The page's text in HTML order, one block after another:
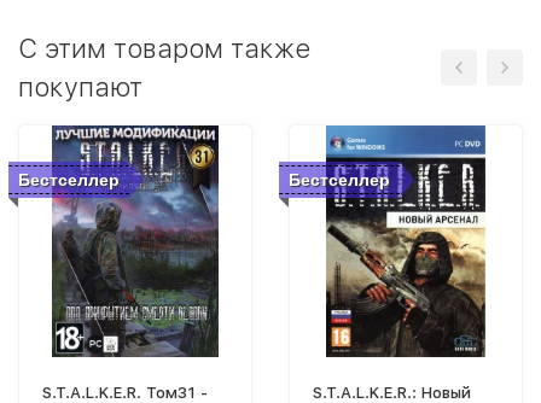
C этим товаром также
покупают
Бестселлер
S.T.A.L.K.E.R. Том31 -
Бестселлер
S.T.A.L.K.E.R.: Новый